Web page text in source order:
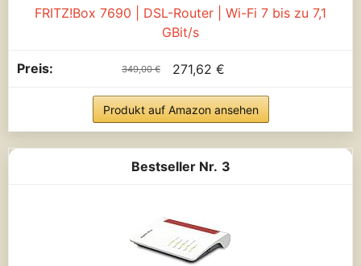
FRITZ!Box 7690 | DSL-Router | Wi-Fi 7 bis zu 7,1
GBit/s
349,00 € 271,62 €
Produkt auf Amazon ansehen
3